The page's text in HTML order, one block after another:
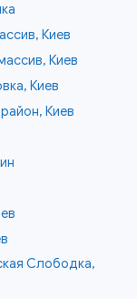
Киев
Киев
Киев
Киев
Слободка,